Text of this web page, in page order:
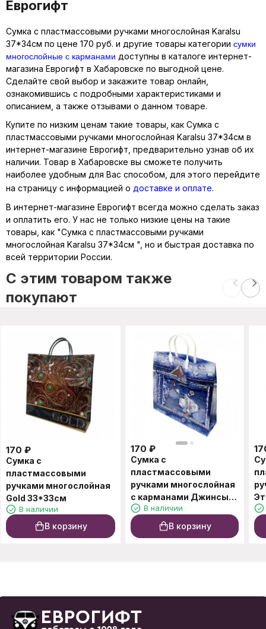
Еврогифт
Сумка с пластмассовыми ручками многослойная Karalsu
37*34см по цене 170 руб. и другие товары категории сумки
многослойные с карманами доступны в каталоге интернет-
магазина Еврогифт в Хабаровске по выгодной цене.
Сделайте свой выбор и закажите товар онлайн,
ознакомившись с подробными характеристиками и
описанием, а также отзывами о данном товаре.
Купите по низким ценам такие товары, как Сумка с
пластмассовыми ручками многослойная Karalsu 37*34см в
интернет-магазине Еврогифт, предварительно узнав об их
наличии. Товар в Хабаровске вы сможете получить
наиболее удобным для Вас способом, для этого перейдите
на страницу с информацией о доставке и оплате.
В интернет-магазине Еврогифт всегда можно сделать заказ
и оплатить его. У нас не только низкие цены на такие
товары, как "Сумка с пластмассовыми ручками
многослойная Karalsu 37*34см ", но и быстрая доставка по
всей территории России.
C этим товаром также
покупают
170 ₽
Сумка с
пластмассовыми
ручками многослойная
Gold 33*33см
В наличии
В корзину
170 ₽
Сумка с
пластмассовыми
ручками многослойная
с карманами Джинсы
34*32см
В наличии
В корзину